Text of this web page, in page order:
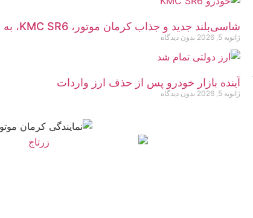
شاسی‌بلند جدید و جذاب کرمان موتور، KMC SR6، به بازار می‌آید
ژانویه 5, 2026 بدون دیدگاه
آینده بازار خودرو پس از حذف ارز واردات
ژانویه 5, 2026 بدون دیدگاه